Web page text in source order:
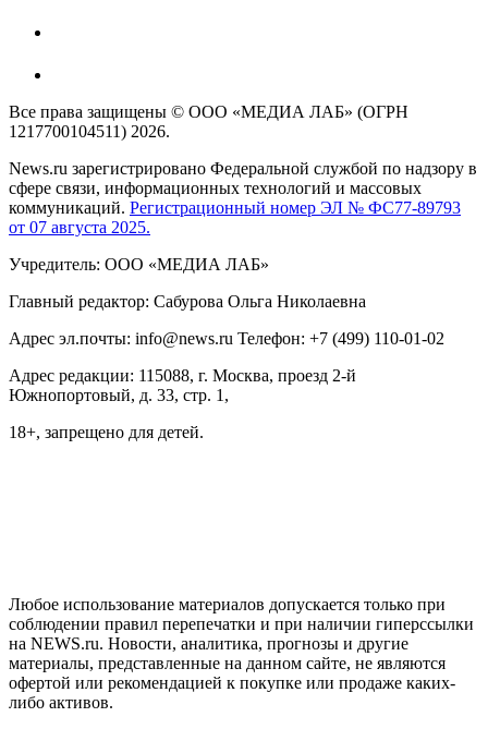
Все права защищены © ООО «МЕДИА ЛАБ» (ОГРН
1217700104511) 2026.
News.ru зарегистрировано Федеральной службой по надзору в
сфере связи, информационных технологий и массовых
коммуникаций. Регистрационный номер ЭЛ № ФС77-89793
от 07 августа 2025.
Учредитель: ООО «МЕДИА ЛАБ»
Главный редактор: Сабурова Ольга Николаевна
Адрес эл.почты: info@news.ru Телефон: +7 (499) 110-01-02
Адрес редакции: 115088, г. Москва, проезд 2-й
Южнопортовый, д. 33, стр. 1,
18+, запрещено для детей.
Любое использование материалов допускается только при
соблюдении правил перепечатки и при наличии гиперссылки
на NEWS.ru. Новости, аналитика, прогнозы и другие
материалы, представленные на данном сайте, не являются
офертой или рекомендацией к покупке или продаже каких-
либо активов.